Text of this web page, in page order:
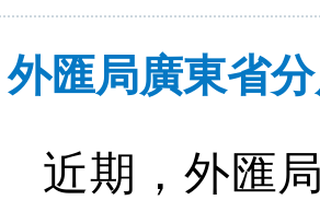
外匯局廣東省
近期，外匯